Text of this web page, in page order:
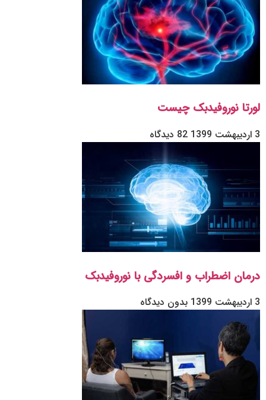
لورتا نوروفیدبک چیست
3 اردیبهشت 1399 82 دیدگاه
درمان اضطراب و افسردگی با نوروفیدبک
3 اردیبهشت 1399 بدون دیدگاه